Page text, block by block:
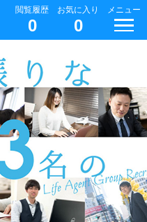
閲覧履歴
0
お気に入り
0
メニュー